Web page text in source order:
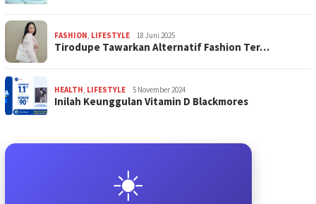
FASHION LIFESTYLE 18 Juni 2025
Tirodupe Tawarkan Alternatif Fashion Ter…
HEALTH LIFESTYLE 5 November 2024
Inilah Keunggulan Vitamin D Blackmores
☀️